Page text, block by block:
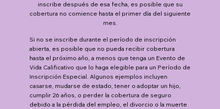
inscribe después de esa fecha, es posible que su
cobertura no comience hasta el primer día del siguiente
mes.
Si no se inscribe durante el período de inscripción
abierta, es posible que no pueda recibir cobertura
hasta el próximo año, a menos que tenga un Evento de
Vida Calificativo que lo haga elegible para un Período de
Inscripción Especial. Algunos ejemplos incluyen
casarse, mudarse de estado, tener o adoptar un hijo,
cumplir 26 años, o perder la cobertura de seguro
debido a la pérdida del empleo, el divorcio o la muerte